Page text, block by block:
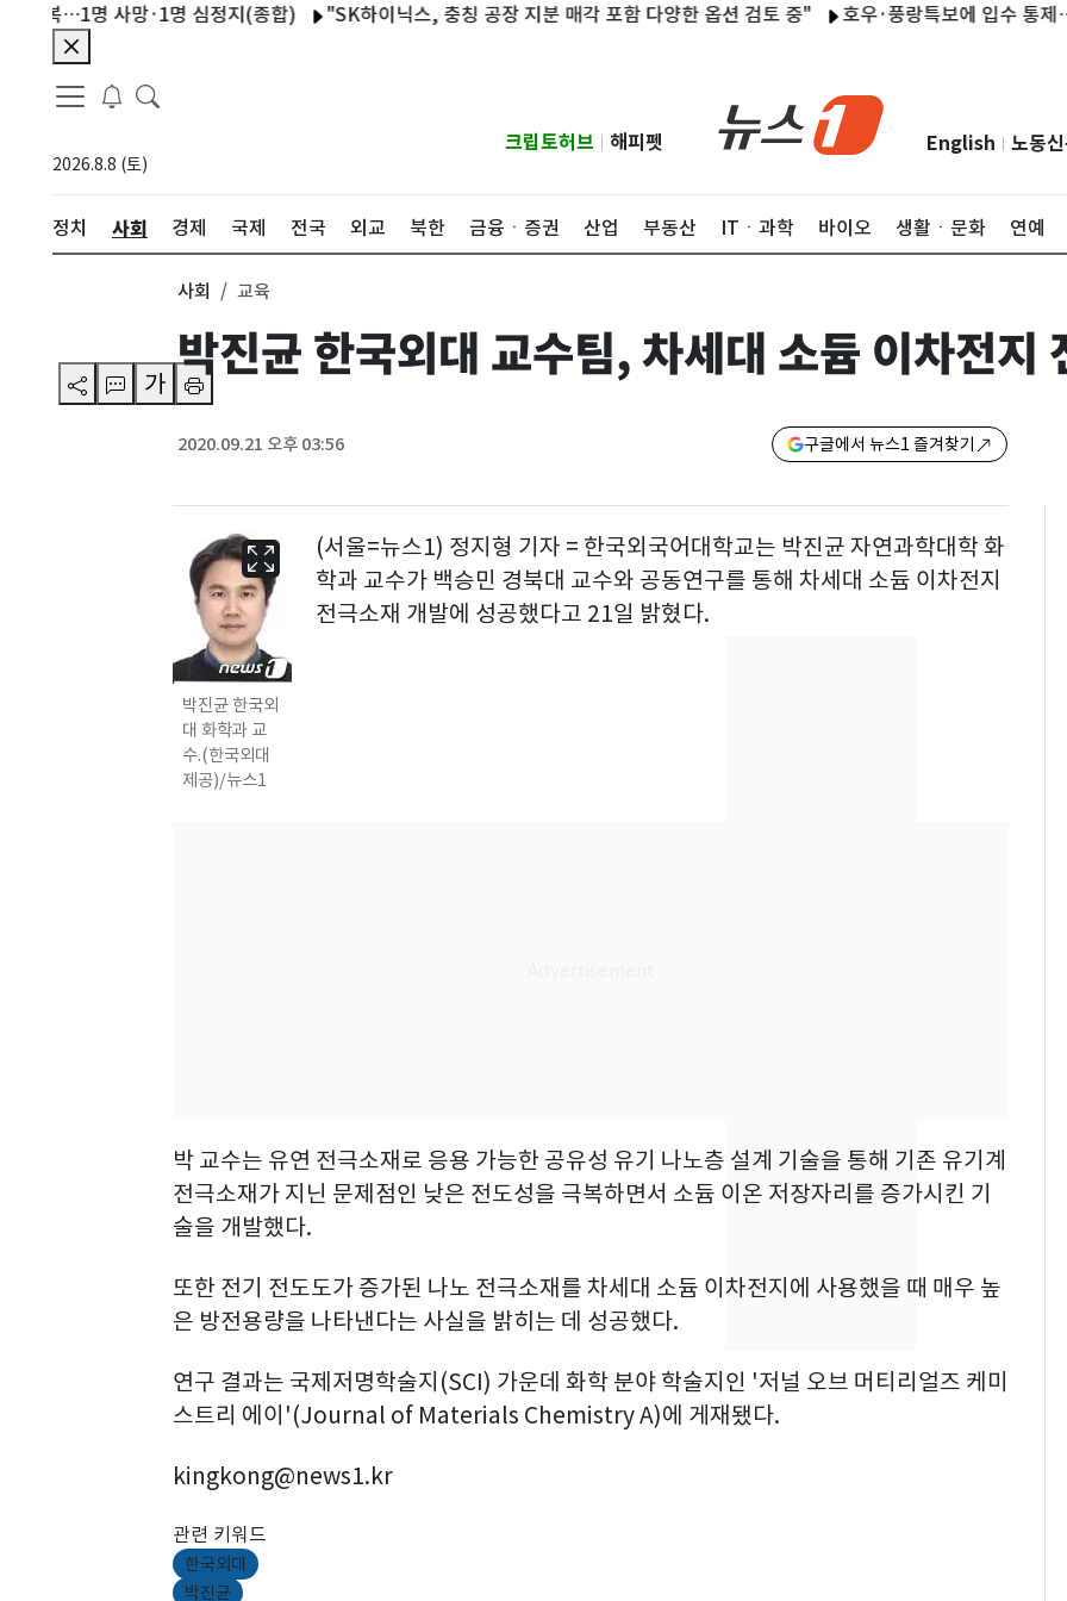
…1명 사망·1명 심정지(종합) "SK하이닉스, 충칭 공장 지분 매각 포함 다양한 옵션 검토 중" 호우·풍랑특보에 입수 통제…강
2026.8.8 (토)
크립토허브 해피펫 English 노동
정치 사회 경제 국제 전국 외교 북한 금융ㆍ증권 산업 부동산 ITㆍ과학 바이오 생활ㆍ문화 연예
가
사회 교육
박진균 한국외대 교수팀, 차세대 소듐 이차전지
2020.09.21 오후 03:56 구글에서 뉴스1 즐겨찾기
박진균 한국외
대 화학과 교
수.(한국외대
제공)/뉴스1
(서울=뉴스1) 정지형 기자 = 한국외국어대학교는 박진균 자연과학대학 화
학과 교수가 백승민 경북대 교수와 공동연구를 통해 차세대 소듐 이차전지
전극소재 개발에 성공했다고 21일 밝혔다.
박 교수는 유연 전극소재로 응용 가능한 공유성 유기 나노층 설계 기술을 통해 기존 유기계
전극소재가 지닌 문제점인 낮은 전도성을 극복하면서 소듐 이온 저장자리를 증가시킨 기
술을 개발했다.
또한 전기 전도도가 증가된 나노 전극소재를 차세대 소듐 이차전지에 사용했을 때 매우 높
은 방전용량을 나타낸다는 사실을 밝히는 데 성공했다.
연구 결과는 국제저명학술지(SCI) 가운데 화학 분야 학술지인 '저널 오브 머티리얼즈 케미
스트리 에이'(Journal of Materials Chemistry A)에 게재됐다.
kingkong@news1.kr
관련 키워드
한국외대
박진균
시장법 위반 의혹
진…법무사·집행관 '혜
택' 유지
지…6명 부상